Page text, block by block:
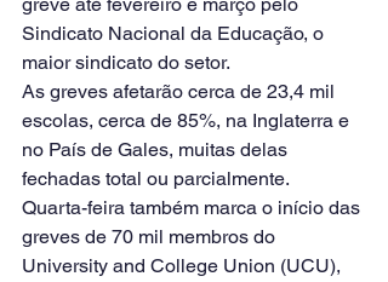
Sindicato Nacional da Educação, o
maior sindicato do setor.
As greves afetarão cerca de 23,4 mil
escolas, cerca de 85%, na Inglaterra e
no País de Gales, muitas delas
fechadas total ou parcialmente.
Quarta-feira também marca o início das
greves de 70 mil membros do
University and College Union (UCU),